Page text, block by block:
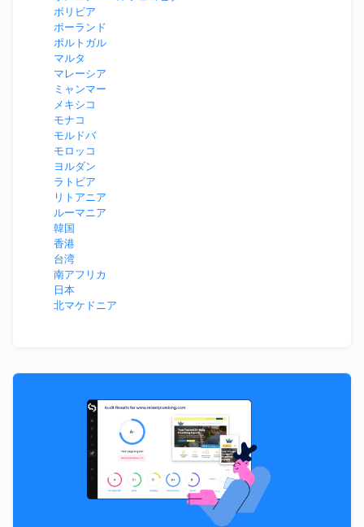
ボリビア
ポーランド
ポルトガル
マルタ
マレーシア
ミャンマー
メキシコ
モナコ
モルドバ
モロッコ
ヨルダン
ラトビア
リトアニア
ルーマニア
韓国
香港
台湾
南アフリカ
日本
北マケドニア